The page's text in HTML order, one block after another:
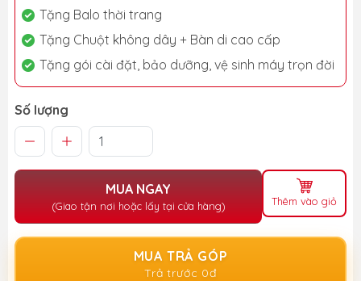
Tặng Balo thời trang
Tặng Chuột không dây + Bàn di cao cấp
Tặng gói cài đặt, bảo dưỡng, vệ sinh máy trọn đời
Số lượng
MUA NGAY
(Giao tận nơi hoặc lấy tại cửa hàng) Thêm vào giỏ
MUA TRẢ GÓP
Trả trước 0đ